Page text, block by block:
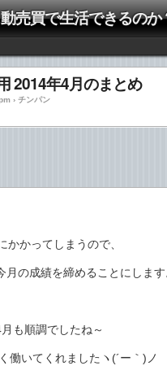
売買で生活できるのか
2014年4月のまとめ
› チンパン
かかってしまうので、
月の成績を締めることにします
も順調でしたね～
働いてくれましたヽ(´ー｀)ノ